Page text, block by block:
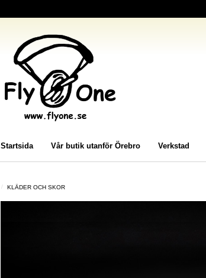
Startsida
Vår butik utanför Örebro Verkstad
KLÄDER OCH SKOR